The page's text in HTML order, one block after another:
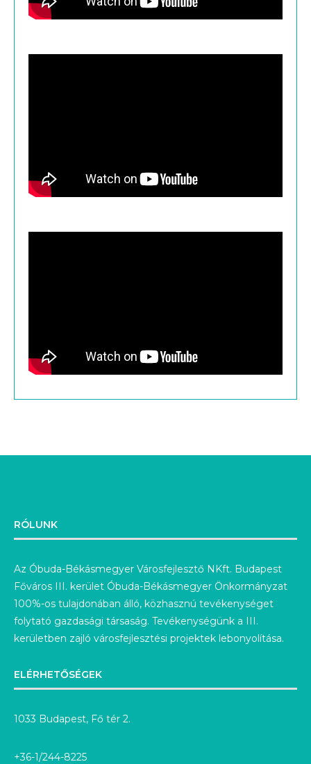
RÓLUNK
Az Óbuda-Békásmegyer Városfejlesztő NKft. Budapest
Főváros III. kerület Óbuda-Békásmegyer Önkormányzat
100%-os tulajdonában álló, közhasznú tevékenységet
folytató gazdasági társaság. Tevékenységünk a III.
kerületben zajló városfejlesztési projektek lebonyolítása.
ELÉRHETŐSÉGEK
1033 Budapest, Fő tér 2.
+36-1/244-8225